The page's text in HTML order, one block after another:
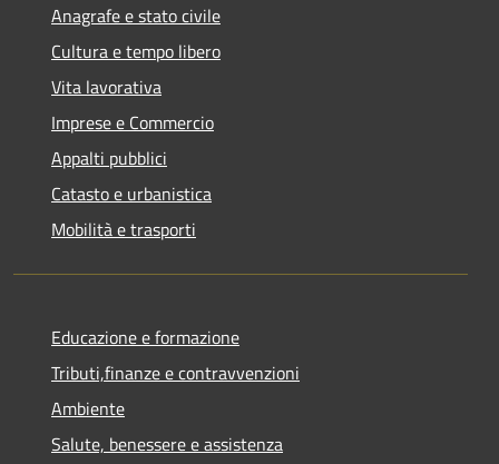
Anagrafe e stato civile
Cultura e tempo libero
Vita lavorativa
Imprese e Commercio
Appalti pubblici
Catasto e urbanistica
Mobilità e trasporti
Educazione e formazione
Tributi,finanze e contravvenzioni
Ambiente
Salute, benessere e assistenza